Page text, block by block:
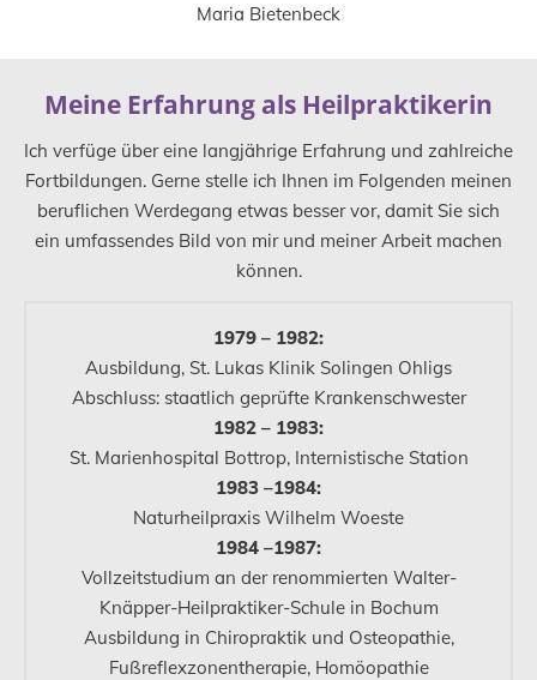
Maria Bietenbeck
Meine Erfahrung als Heilpraktikerin
Ich verfüge über eine langjährige Erfahrung und zahlreiche
Fortbildungen. Gerne stelle ich Ihnen im Folgenden meinen
beruflichen Werdegang etwas besser vor, damit Sie sich
ein umfassendes Bild von mir und meiner Arbeit machen
können.
1979 – 1982:
Ausbildung, St. Lukas Klinik Solingen Ohligs
Abschluss: staatlich geprüfte Krankenschwester
1982 – 1983:
St. Marienhospital Bottrop, Internistische Station
1983 –1984:
Naturheilpraxis Wilhelm Woeste
1984 –1987:
Vollzeitstudium an der renommierten Walter-
Knäpper-Heilpraktiker-Schule in Bochum
Ausbildung in Chiropraktik und Osteopathie,
Fußreflexzonentherapie, Homöopathie